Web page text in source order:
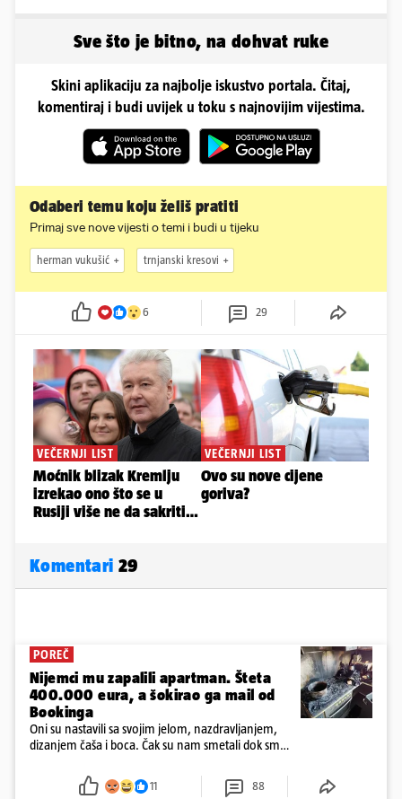
Sve što je bitno, na dohvat ruke
Skini aplikaciju za najbolje iskustvo portala. Čitaj,
komentiraj i budi uvijek u toku s najnovijim vijestima.
Odaberi temu koju želiš pratiti
Primaj sve nove vijesti o temi i budi u tijeku
herman vukušić trnjanski kresovi
6 29
Komentari 29
POREČ
Nijemci mu zapalili apartman. Šteta
400.000 eura, a šokirao ga mail od
Bookinga
Oni su nastavili sa svojim jelom, nazdravljanjem,
dizanjem čaša i boca. Čak su nam smetali dok smo
požar, rekao je vlasnik
11 88